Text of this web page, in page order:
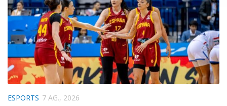
Successos
Esports
La Banqueta
Transmissions Esportives
Pòdcasts
Vídeos
ESPORTS 7 AG., 2026